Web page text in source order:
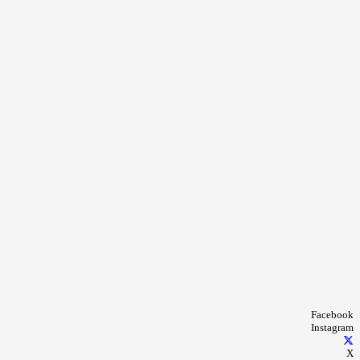
Facebook
Instagram
X